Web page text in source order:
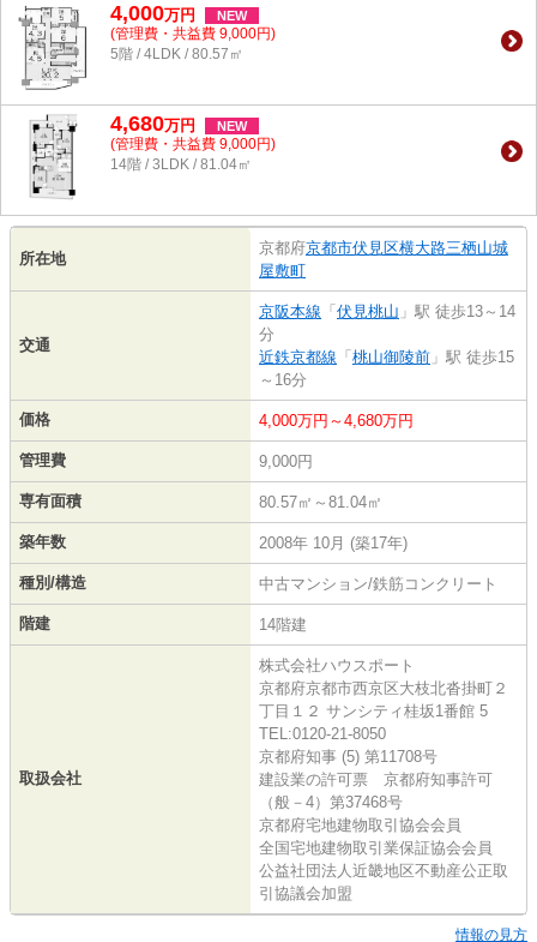
4,000万円 NEW
(管理費・共益費 9,000円)
5階 / 4LDK / 80.57㎡
4,680万円 NEW
(管理費・共益費 9,000円)
14階 / 3LDK / 81.04㎡
所在地
京都府京都市伏見区横大路三栖山城
屋敷町
交通
京阪本線 「 伏見桃山 」駅 徒歩13～14
分
近鉄京都線 「 桃山御陵前 」駅 徒歩15
～16分
価格 4,000万円～4,680万円
管理費 9,000円
専有面積 80.57㎡～81.04㎡
築年数 2008年 10月 (築17年)
種別/構造 中古マンション/鉄筋コンクリート
階建 14階建
取扱会社
株式会社ハウスポート
京都府京都市西京区大枝北沓掛町２
丁目１２ サンシティ桂坂1番館 5
TEL:0120-21-8050
京都府知事 (5) 第11708号
建設業の許可票 京都府知事許可
（般－4）第37468号
京都府宅地建物取引協会会員
全国宅地建物取引業保証協会会員
公益社団法人近畿地区不動産公正取
引協議会加盟
情報の見方